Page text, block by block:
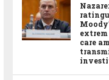
care